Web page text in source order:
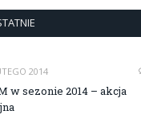
2014
w sezonie 2014 – akcja